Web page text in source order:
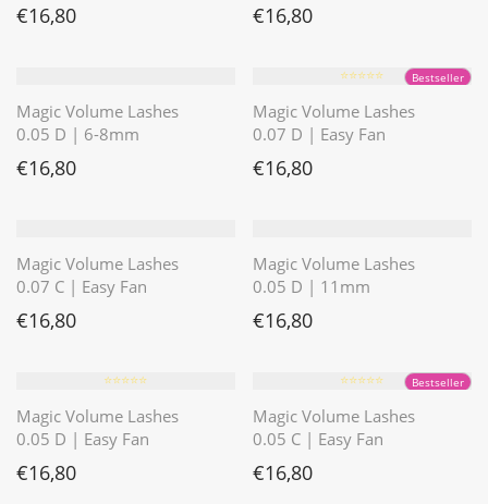
€16,80 €16,80
Magic Volume Lashes
0.05 D | 6-8mm
€16,80
Bestseller
⭐️⭐️⭐️⭐️⭐️
Magic Volume Lashes
0.07 D | Easy Fan
€16,80
Magic Volume Lashes
0.07 C | Easy Fan
€16,80
Magic Volume Lashes
0.05 D | 11mm
€16,80
⭐️⭐️⭐️⭐️⭐️
Magic Volume Lashes
0.05 D | Easy Fan
€16,80
Bestseller
⭐️⭐️⭐️⭐️⭐️
Magic Volume Lashes
0.05 C | Easy Fan
€16,80